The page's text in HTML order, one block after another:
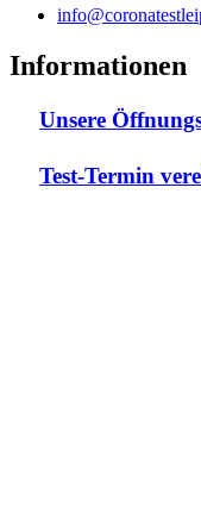
Informationen
Unsere
Test-Termin